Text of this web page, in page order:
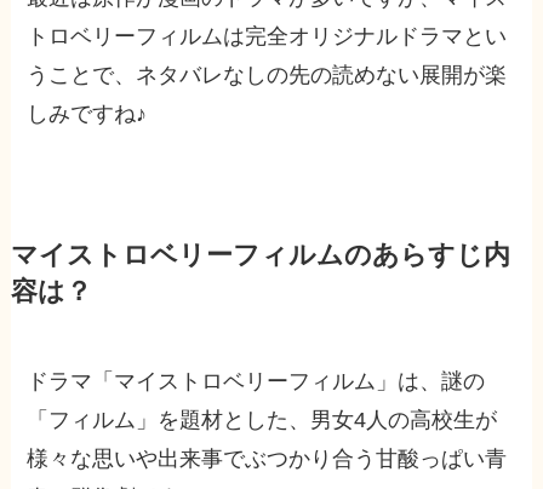
トロベリーフィルムは完全オリジナルドラマとい
うことで、ネタバレなしの先の読めない展開が楽
しみですね♪
マイストロベリーフィルムのあらすじ内
容は？
ドラマ「マイストロベリーフィルム」は、謎の
「フィルム」を題材とした、男女4人の高校生が
様々な思いや出来事でぶつかり合う甘酸っぱい青